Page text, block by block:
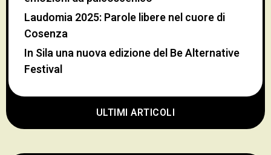
ULTIMI ARTICOLI
Laudomia 2025: Parole libere nel cuore di
Cosenza
In Sila una nuova edizione del Be Alternative
Festival